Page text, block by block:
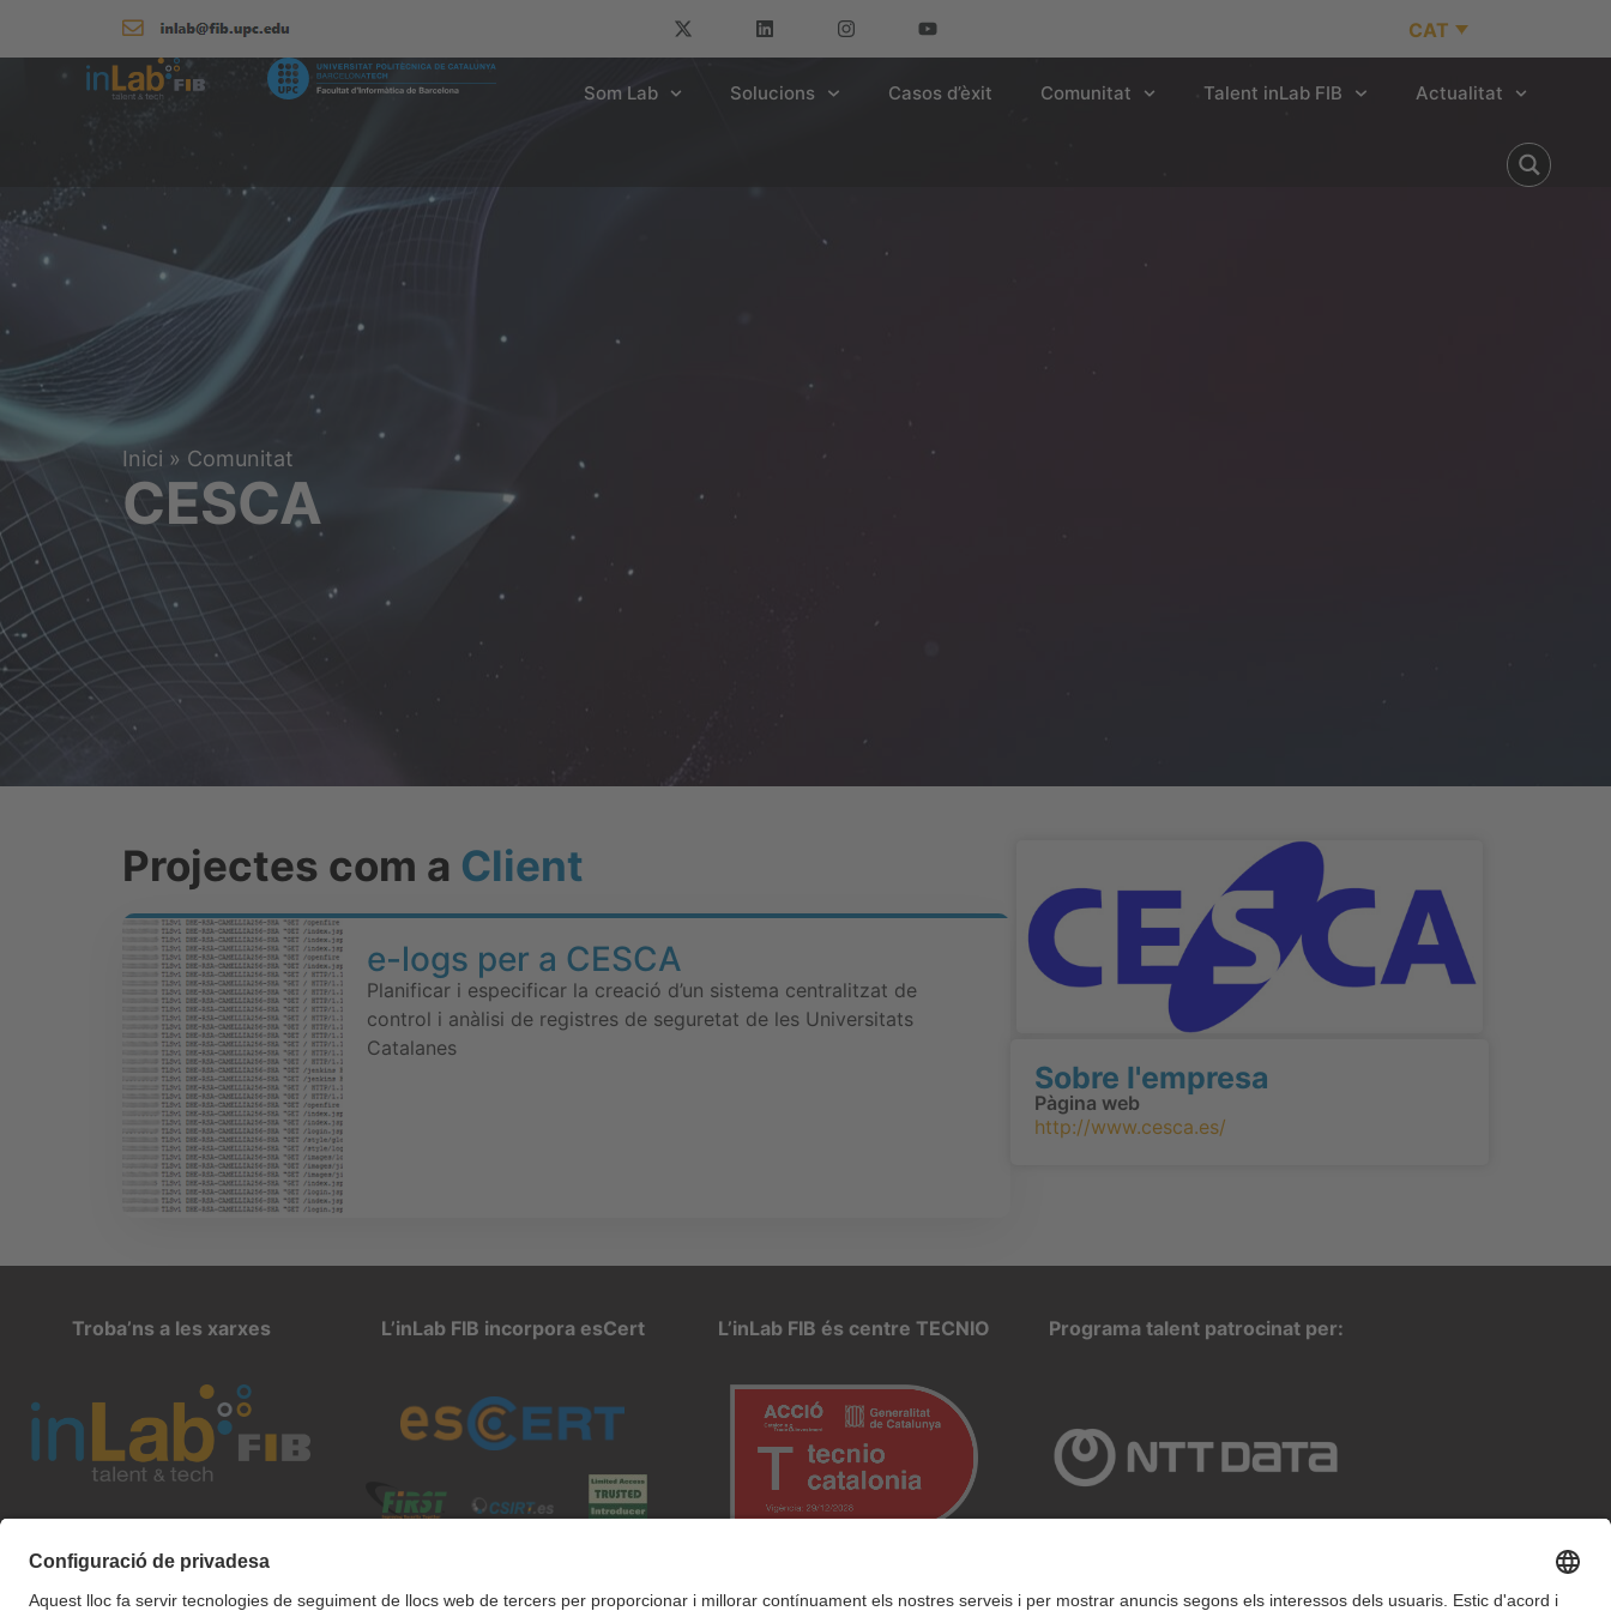
CAT
Som Lab Solucions Casos d’èxit Comunitat Talent inLab FIB Actualitat
Inici » Comunitat
CESCA
Projectes com a Client
e-logs per a CESCA
Planificar i especificar la creació d’un sistema centralitzat de
control i anàlisi de registres de seguretat de les Universitats
Catalanes
Sobre l'empresa
Pàgina web
http://www.cesca.es/
Troba’ns a les xarxes L’inLab FIB incorpora esCert L’inLab FIB és centre TECNIO Programa talent patrocinat per: